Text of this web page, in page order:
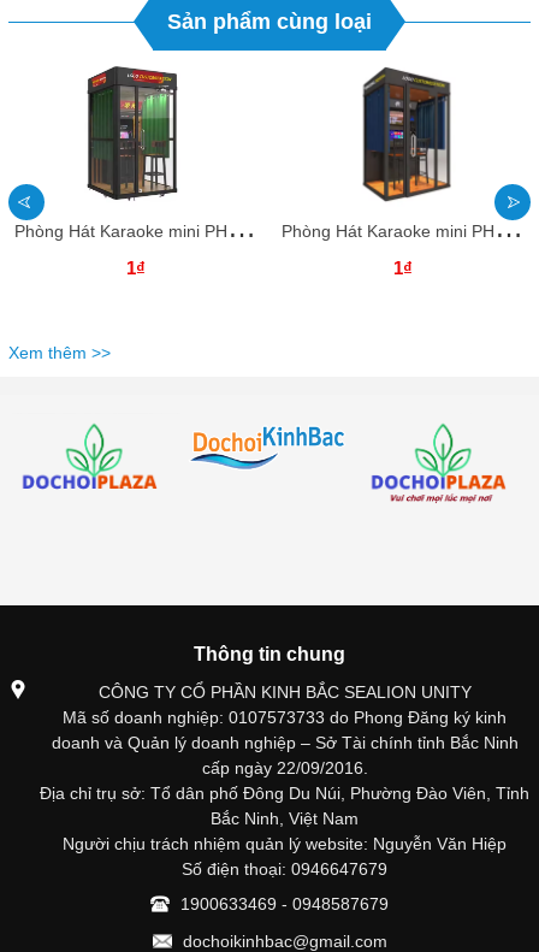
Sản phẩm cùng loại
P
hòng Hát Karaoke mini PHKKB12 Dochoikinhbac Giải trí hấp dẫn vui chơi
1₫
P
hòng Hát Karaoke mini PHKKB11 Dochoikinhbac Giải trí hấp dẫn vui chơi
1₫
Xem thêm >>
Thông tin chung
CÔNG TY CỔ PHẦN KINH BẮC SEALION UNITY
Mã số doanh nghiệp: 0107573733 do Phong Đăng ký kinh
doanh và Quản lý doanh nghiệp – Sở Tài chính tỉnh Bắc Ninh
cấp ngày 22/09/2016.
Địa chỉ trụ sở: Tổ dân phố Đông Du Núi, Phường Đào Viên, Tỉnh
Bắc Ninh, Việt Nam
Người chịu trách nhiệm quản lý website: Nguyễn Văn Hiệp
Số điện thoại: 0946647679
1900633469 - 0948587679
dochoikinhbac@gmail.com